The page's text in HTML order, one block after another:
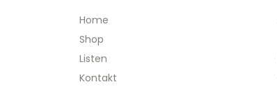
Home
Shop
Listen
Kontakt